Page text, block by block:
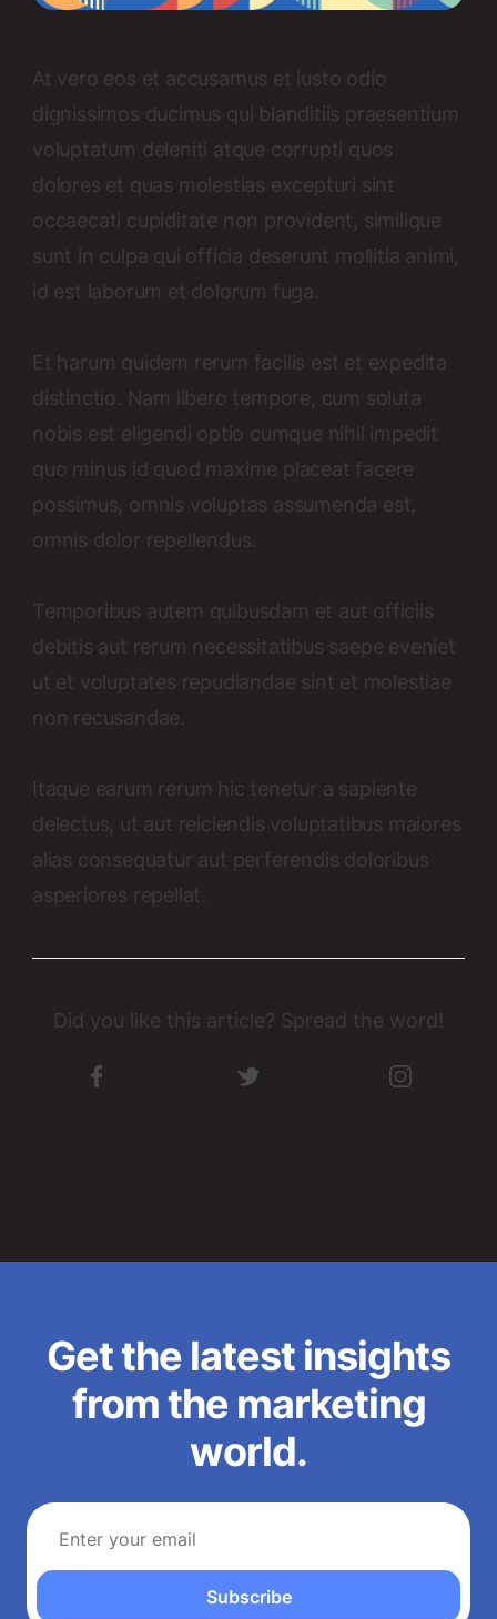
At vero eos et accusamus et iusto odio
dignissimos ducimus qui blanditiis praesentium
voluptatum deleniti atque corrupti quos
dolores et quas molestias excepturi sint
occaecati cupiditate non provident, similique
sunt in culpa qui officia deserunt mollitia animi,
id est laborum et dolorum fuga.
Et harum quidem rerum facilis est et expedita
distinctio. Nam libero tempore, cum soluta
nobis est eligendi optio cumque nihil impedit
quo minus id quod maxime placeat facere
possimus, omnis voluptas assumenda est,
omnis dolor repellendus.
Temporibus autem quibusdam et aut officiis
debitis aut rerum necessitatibus saepe eveniet
ut et voluptates repudiandae sint et molestiae
non recusandae.
Itaque earum rerum hic tenetur a sapiente
delectus, ut aut reiciendis voluptatibus maiores
alias consequatur aut perferendis doloribus
asperiores repellat.
Did you like this article? Spread the word!
Get the latest insights
from the marketing
world.
Subscribe